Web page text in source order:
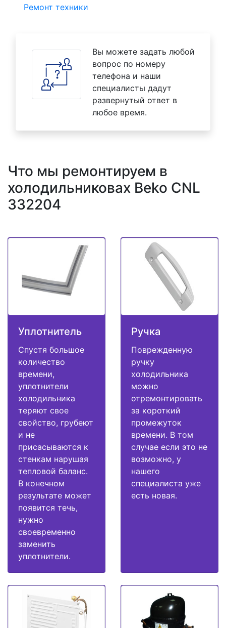
Ремонт техники
Вы можете задать любой
вопрос по номеру
телефона и наши
специалисты дадут
развернутый ответ в
любое время.
Что мы ремонтируем в
холодильниковах Beko CNL
332204
Уплотнитель
Спустя большое
количество
времени,
уплотнители
холодильника
теряют свое
свойство, грубеют
и не
присасываются к
стенкам нарушая
тепловой баланс.
В конечном
результате может
появится течь,
нужно
своевременно
заменить
уплотнители.
Ручка
Поврежденную
ручку
холодильника
можно
отремонтировать
за короткий
промежуток
времени. В том
случае если это не
возможно, у
нашего
специалиста уже
есть новая.